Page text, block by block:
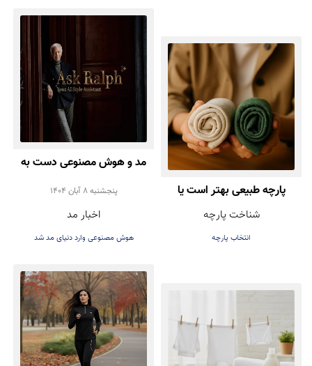
پارچه طبیعی بهتر است یا
مصنوعی؟ راهنمای انتخاب
درست هنگام خرید لباس
شناخت پارچه
انتخاب پارچه
مد و هوش مصنوعی دست به
دست هم دادند!
پنجشنبه 8 آبان 1404
اخبار مد
هوش مصنوعی وارد دنیای مد شد